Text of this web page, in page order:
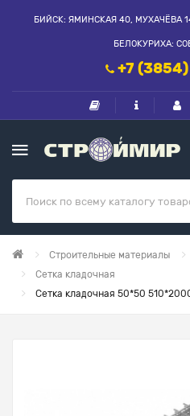
БИЙСК: ЯМИНСКАЯ 40, МУХАЧЁВА
БЕЛОКУРИХА:
+7
Строительные материалы
Сетка кладочная
Сетка кладочная 50*50